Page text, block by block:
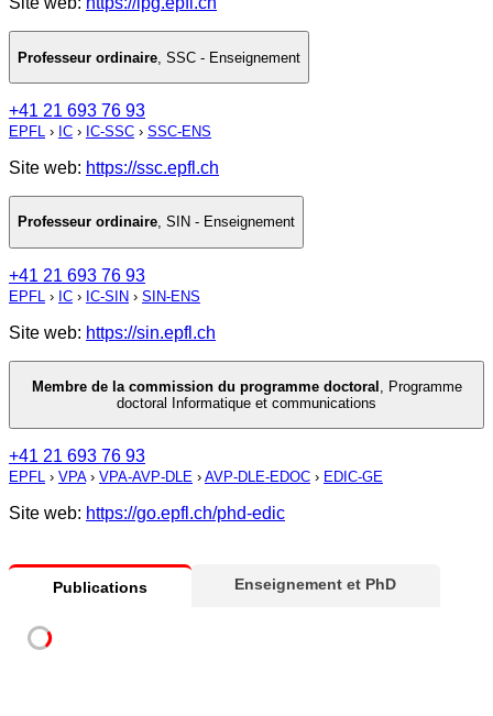
Professeur ordinaire SSC - Enseignement
+41 21 693 76 93
EPFL › IC › IC-SSC › SSC-ENS
Site web: https://ssc.epfl.ch
Professeur ordinaire, SIN - Enseignement
+41 21 693 76 93
EPFL › IC › IC-SIN › SIN-ENS
Site web: https://sin.epfl.ch
Membre de la commission du programme doctoral , Programme
doctoral Informatique et communications
+41 21 693 76 93
EPFL › VPA› VPA-AVP-DLE › AVP-DLE-EDOC › EDIC-GE
Site web: https://go.epfl.ch/phd-edic
Publications Enseignement et PhD